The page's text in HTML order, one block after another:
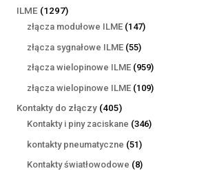
ILME 12971297
produktów
złącza modułowe ILME 147147
złącza sygnałowe ILME 5555
produktów
złącza wielopinowe ILME 959959
produktów
złącza wielopinowe ILME 109109
Kontakty do złączy 405405
produktów
Kontakty i piny zaciskane 346346
kontakty pneumatyczne 5151
produktów
Kontakty światłowodowe 88